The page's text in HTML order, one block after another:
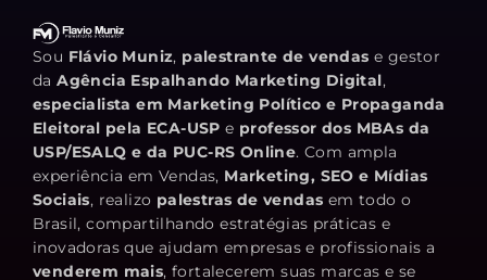
Sou Flávio Muniz, palestrante de vendas e gestor
daAgência Espalhando Marketing Digital,
especialista em Marketing Político e Propaganda
Eleitoral pela ECA-USP e professor dos MBAs da
USP/ESALQ e da PUC-RS Online. Com ampla
experiência em Vendas, Marketing, SEO e Mídias
Sociais, realizo palestras de vendas em todo o
Brasil, compartilhando estratégias práticas e
inovadoras que ajudam empresas e profissionais a
venderem mais, fortalecerem suas marcas e se